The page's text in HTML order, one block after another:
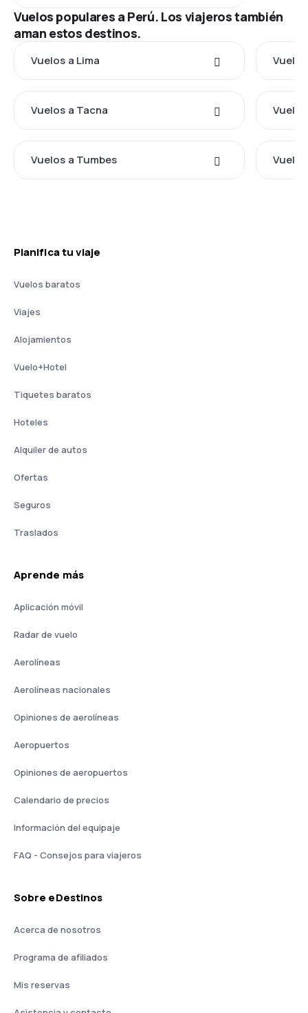
Vuelos populares a Perú. Los viajeros también
aman estos destinos.
Vuelos a Lima
Vuelos a Tacna
Vuelos a Tumbes
Planifica tu viaje
Vuelos baratos
Viajes
Alojamientos
Vuelo+Hotel
Tiquetes baratos
Hoteles
Alquiler de autos
Ofertas
Seguros
Traslados
Aprende más
Aplicación móvil
Radar de vuelo
Aerolíneas
Aerolíneas nacionales
Opiniones de aerolíneas
Aeropuertos
Opiniones de aeropuertos
Calendario de precios
Información del equipaje
FAQ - Consejos para viajeros
Sobre eDestinos
Acerca de nosotros
Programa de afiliados
Mis reservas